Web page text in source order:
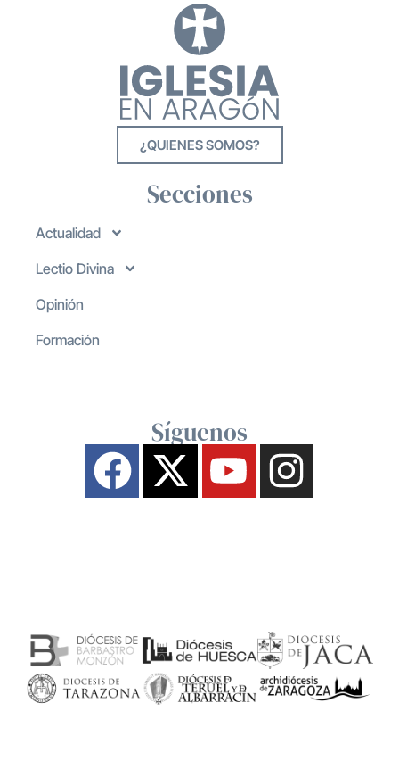
¿QUIENES SOMOS?
Secciones
Actualidad
Lectio Divina
Opinión
Formación
Síguenos